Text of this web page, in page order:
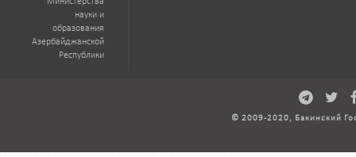
науки и
образования
Азербайджанской
Республики
© 2009-2020, Бакинский